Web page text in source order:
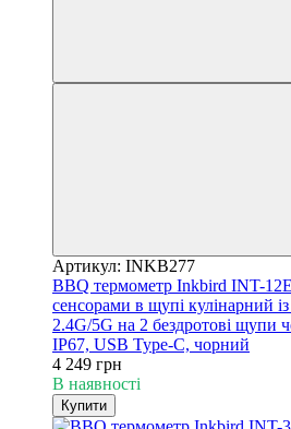
Артикул: INKB277
BBQ термометр Inkbird INT-
сенсорами в щупі кулінарний
2.4G/5G на 2 бездротові щупи
IP67, USB Type-C, чорний
4 249 грн
В наявності
Купити